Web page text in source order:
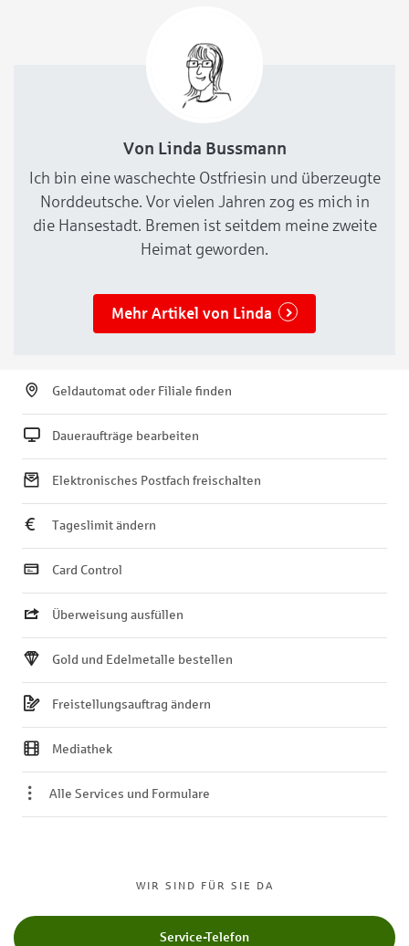
Von Linda Bussmann
Ich bin eine waschechte Ostfriesin und überzeugte
Norddeutsche. Vor vielen Jahren zog es mich in
die Hansestadt. Bremen ist seitdem meine zweite
Heimat geworden.
Mehr Artikel von Linda
WIR SIND FÜR SIE DA
Service-Telefon
Geldautomat oder Filiale finden
Daueraufträge bearbeiten
Elektronisches Postfach freischalten
Tageslimit ändern
Card Control
Überweisung ausfüllen
Gold und Edelmetalle bestellen
Freistellungsauftrag ändern
Mediathek
Alle Services und Formulare